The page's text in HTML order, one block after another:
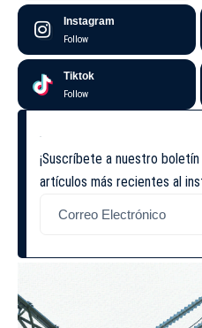
Instagram
Follow
Tiktok
Follow
¡Suscríbete a nuestro
artículos más recientes al